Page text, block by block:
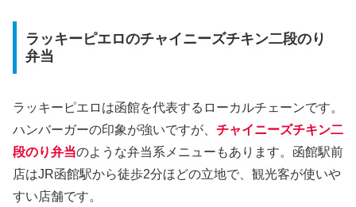
ラッキーピエロのチャイニーズチキン二段のり
弁当
ラッキーピエロは函館を代表するローカルチェーンです。
ハンバーガーの印象が強いですが、 チャイニーズチキン二
段のり弁当のような弁当系メニューもあります。函館駅前
店はJR函館駅から徒歩2分ほどの立地で、観光客が使いや
すい店舗です。